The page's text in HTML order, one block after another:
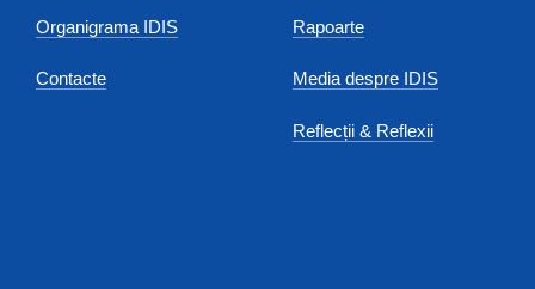
Organigrama IDIS
Contacte
Rapoarte
Media despre IDIS
Reflecții & Reflexii